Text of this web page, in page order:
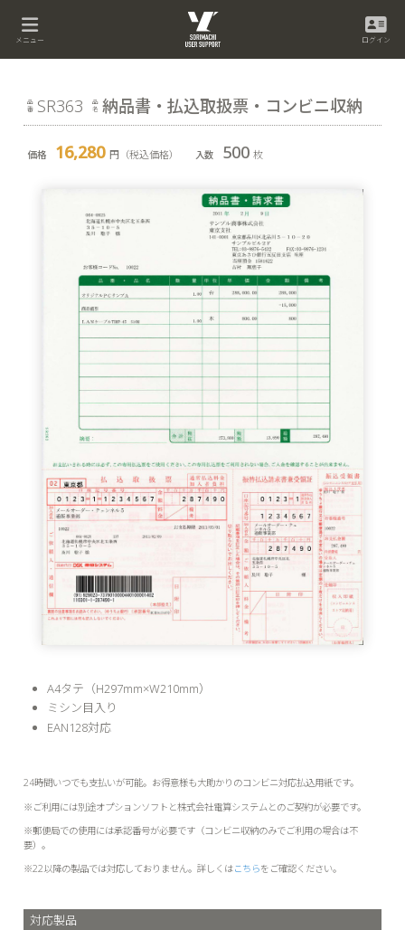
メニュー ログイン
SR363 納品書・払込取扱票・コンビニ収納
16,280 円（税込価格） 500 枚
A4タテ（H297mm×W210mm）
ミシン目入り
EAN128対応
24時間いつでも支払いが可能。お得意様も大助かりのコンビニ対応払込用紙です。
※ご利用には別途オプションソフトと株式会社電算システムとのご契約が必要です。
※郵便局での使用には承認番号が必要です（コンビニ収納のみでご利用の場合は不
要）。
※22以降の製品では対応しておりません。詳しくはこちらをご確認ください。
対応製品